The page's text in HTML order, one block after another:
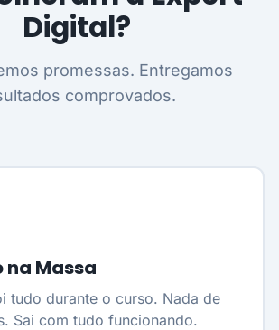
Digital?
promessas. Entregamos
comprovados.
na Massa
tudo durante o curso. Nada de
Sai com tudo funcionando.